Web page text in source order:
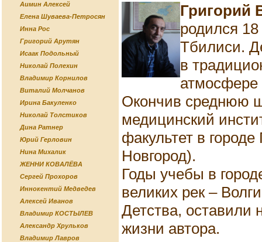
Аимин Алексей
Елена Шуваева-Петросян
Инна Рос
Григорий Арутян
Исаак Подольный
Николай Полехин
Владимир Корнилов
Виталий Молчанов
Ирина Бакуленко
Николай Толстиков
Дина Ратнер
Юрий Герловин
Нина Михалик
ЖЕННИ КОВАЛЁВА
Сергей Прохоров
Иннокентий Медведев
Алексей Иванов
Владимир КОСТЫЛЕВ
Александр Хрульков
Владимир Лавров
Григорий
родился
Тбилиси.
в
атмосфере
Окончив среднюю
медицинский
факультет в
Новгород).
Годы учебы в
великих рек –
Детства, оставили
жизни автора.